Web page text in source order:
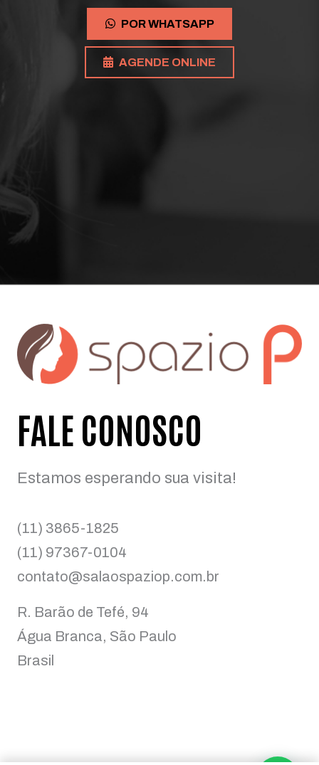
POR WHATSAPP
AGENDE ONLINE
FALE CONOSCO
Estamos esperando sua visita!
(11) 3865-1825
(11) 97367-0104
contato@salaospaziop.com.br
R. Barão de Tefé, 94
Água Branca, São Paulo
Brasil